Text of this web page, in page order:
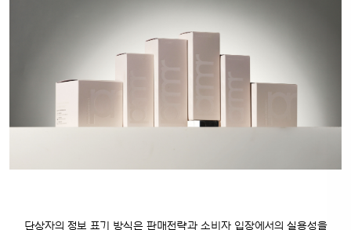
단상자의 정보 표기 방식은 판매전략과 소비자 입장에서의 실용성을